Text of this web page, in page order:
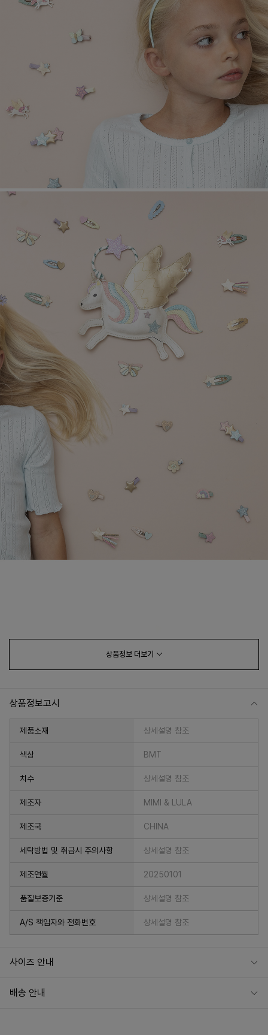
상품정보 더보기
상품정보고시
제품소재 상세설명 참조
색상 BMT
치수 상세설명 참조
제조자 MIMI & LULA
제조국 CHINA
세탁방법 및 취급시 주의사항 상세설명 참조
제조연월 20250101
품질보증기준 상세설명 참조
A/S 책임자와 전화번호 상세설명 참조
사이즈 안내
배송 안내